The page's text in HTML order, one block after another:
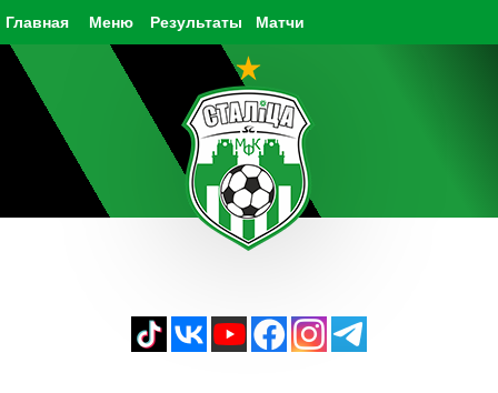
Главная Результаты Матчи
Меню